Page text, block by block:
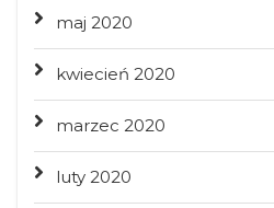
maj 2020
kwiecień 2020
marzec 2020
luty 2020